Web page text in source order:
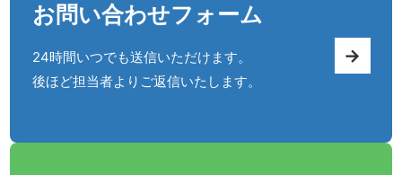
お問い合わせフォーム
24時間いつでも送信いただけます。
後ほど担当者よりご返信いたします。
→